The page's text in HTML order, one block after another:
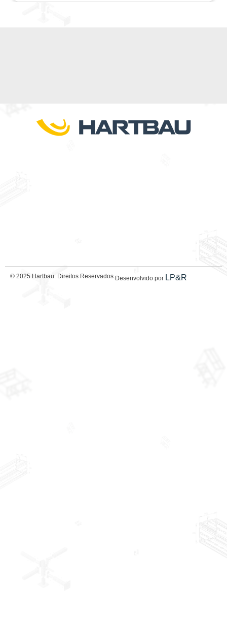
© 2025 Hartbau. Direitos Reservados. Desenvolvido por LP&R